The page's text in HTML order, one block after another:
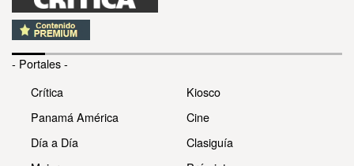
- Portales -
Crítica
Panamá América
Día a Día
Kiosco
Cine
Clasiguía